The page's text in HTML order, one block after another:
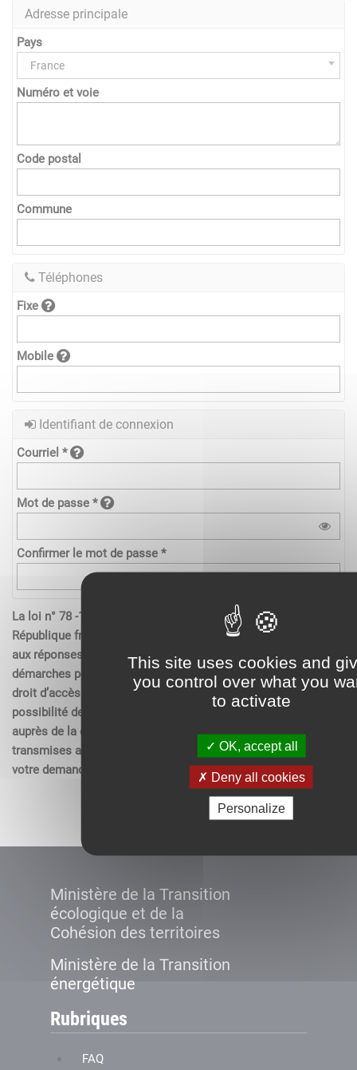
This site uses cookies and
you control over what you
to activate
OK, accept all
Deny all cookies
Personalize
Adresse principale
Pays
France
Numéro et voie
Code postal
Commune
Téléphones
Fixe
Mobile
Identifiant de connexion
Courriel *
Mot de passe *
Confirmer le mot de passe *
La loi n° 78 -17 du 6 janvier 1978 relative à l’informatique de la
République française, aux fichiers et aux libertés s’applique
aux réponses contenues dans les demandes effectués sur les
démarches pour les personnes physiques. Elle garantit un
droit d’accès aux données nominatives les concernant et la
possibilité de rectification. Ces droits peuvent être exercés
auprès de la collectivité. Les données recueillies seront
transmises aux services compétents pour l’instruction de
votre demande.
Créer le compte
Ministère de la Transition
écologique et de la
Cohésion des territoires
Ministère de la Transition
énergétique
Rubriques
FAQ